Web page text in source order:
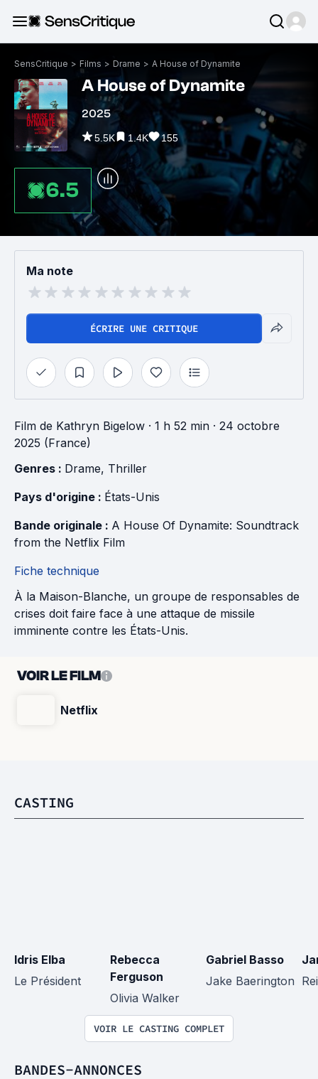
SensCritique > Films > Drame > A House of Dynamite
A House of Dynamite
2025
5.5K 1.4K 155
6.5
Ma note
ÉCRIRE UNE CRITIQUE
Film de Kathryn Bigelow · 1 h 52 min · 24 octobre
2025 (France)
Genres : Drame, Thriller
Pays d'origine : États-Unis
Bande originale : A House Of Dynamite: Soundtrack
from the Netflix Film
Fiche technique
À la Maison-Blanche, un groupe de responsables de
crises doit faire face à une attaque de missile
imminente contre les États-Unis.
VOIR LE FILM
Netflix
CASTING
Idris Elba
Le Président
Rebecca
Ferguson
Olivia Walker
Gabriel Basso
Jake Baerington
VOIR LE CASTING COMPLET
BANDES-ANNONCES